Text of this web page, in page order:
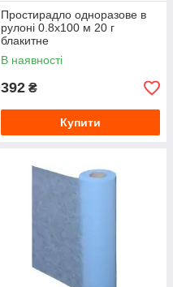
Простирадло одноразове в
рулоні 0.8х100 м 20 г
блакитне
В наявності
392 ₴
Купити